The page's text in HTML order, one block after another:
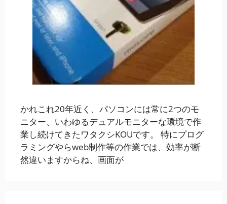
かれこれ20年近く、パソコンには常に2つのモ
ニター、いわゆるデュアルモニターな環境で作
業し続けてきたワタクシKOUです。 特にプログ
ラミングやらweb制作等の作業では、効率が断
然違いますからね、画面が